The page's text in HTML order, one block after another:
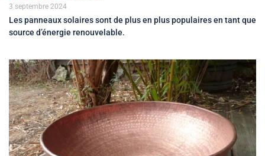
3 septembre 2024
Les panneaux solaires sont de plus en plus populaires en tant que
source d’énergie renouvelable.